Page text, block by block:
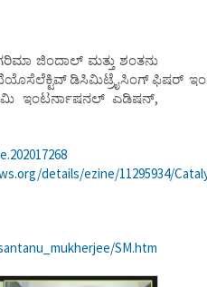
ಜಿಂದಾಲ್ ಮತ್ತು ಶಂತನು
ಡಿಸಿಮಿಟ್ರೈಸಿಂಗ್ ಫಿಷರ್
ಇಂಟರ್ನಾಷನಲ್ ಎಡಿಷನ್,
details/ezine/11295934/
SM.htm